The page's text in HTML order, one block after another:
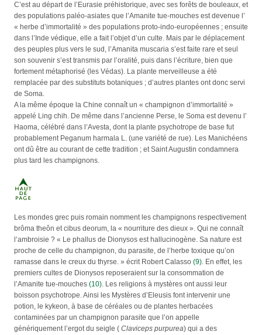
C’est au départ de l’Eurasie préhistorique, avec ses forêts de bouleaux, et
des populations paléo-asiates que l’Amanite tue-mouches est devenue l’
« herbe d’immortalité » des populations proto-indo-européennes ; ensuite
dans l’Inde védique, elle a fait l’objet d’un culte. Mais par le déplacement
des peuples plus vers le sud, l’Amanita muscaria s’est faite rare et seul
son souvenir s’est transmis par l’oralité, puis dans l’écriture, bien que
fortement métaphorisé (les Védas). La plante merveilleuse a été
remplacée par des substituts botaniques ; d’autres plantes ont donc servi
de Soma.
A la même époque la Chine connaît un « champignon d’immortalité »
appelé Ling chih. De même dans l’ancienne Perse, le Soma est devenu l’
Haoma, célébré dans l’Avesta, dont la plante psychotrope de base fut
probablement Peganum harmala L. (une variété de rue). Les Manichéens
ont dû être au courant de cette tradition ; et Saint Augustin condamnera
plus tard les champignons.
Les mondes grec puis romain nomment les champignons respectivement
brôma theôn et cibus deorum, la « nourriture des dieux ». Qui ne connaît
l’ambroisie ? « Le phallus de Dionysos est hallucinogène. Sa nature est
proche de celle du champignon, du parasite, de l’herbe toxique qu’on
ramasse dans le creux du thyrse. » écrit Robert Calasso (9). En effet, les
premiers cultes de Dionysos reposeraient sur la consommation de
l’Amanite tue-mouches (10). Les religions à mystères ont aussi leur
boisson psychotrope. Ainsi les Mystères d’Eleusis font intervenir une
potion, le kykeon, à base de céréales ou de plantes herbacées
contaminées par un champignon parasite que l’on appelle
génériquement l’ergot du seigle ( Claviceps purpurea) qui a des